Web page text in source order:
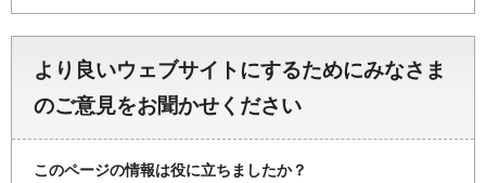
より良いウェブサイトにするためにみなさま
のご意見をお聞かせください
このページの情報は役に立ちましたか？